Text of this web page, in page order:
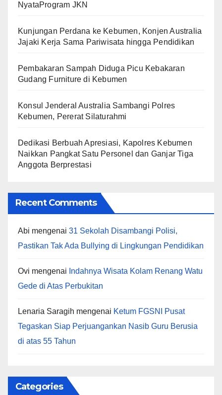
NyataProgram JKN
Kunjungan Perdana ke Kebumen, Konjen Australia
Jajaki Kerja Sama Pariwisata hingga Pendidikan
Pembakaran Sampah Diduga Picu Kebakaran
Gudang Furniture di Kebumen
Konsul Jenderal Australia Sambangi Polres
Kebumen, Pererat Silaturahmi
Dedikasi Berbuah Apresiasi, Kapolres Kebumen
Naikkan Pangkat Satu Personel dan Ganjar Tiga
Anggota Berprestasi
Recent Comments
Abi mengenai 31 Sekolah Disambangi Polisi,
Pastikan Tak Ada Bullying di Lingkungan Pendidikan
Ovi mengenai Indahnya Wisata Kolam Renang Watu
Gede di Atas Perbukitan
Lenaria Saragih mengenai Ketum FGSNI Pusat
Tegaskan Siap Perjuangankan Nasib Guru Berusia
di atas 55 Tahun
Categories